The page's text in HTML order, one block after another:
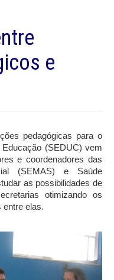
e
pedagógicas para o
(SEDUC) vem
e coordenadores das
(SEMAS) e Saúde
as possibilidades de
otimizando os
entre elas.